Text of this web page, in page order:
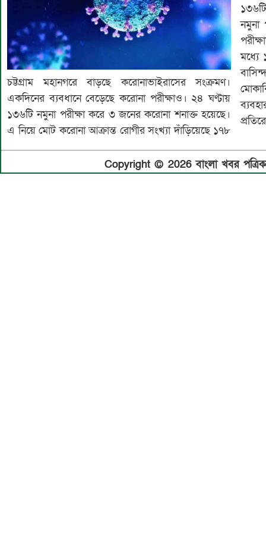
চট্টগ্রাম মহানগরে বাড়ছে করোনাভাইরাসের সংক্রমণ।
একদিনের ব্যবধানে বেড়েছে করোনা পরীক্ষাও। ২৪ ঘণ্টায়
১৩৬টি নমুনা পরীক্ষা করে ৩ জনের করোনা শনাক্ত হয়েছে।
এ নিয়ে মোট করোনা আক্রান্ত রোগীর সংখ্যা দাঁড়িয়েছে ১৭৮
নমুনা
মধ্যে
Copyright © 2026 বাংলা খবর